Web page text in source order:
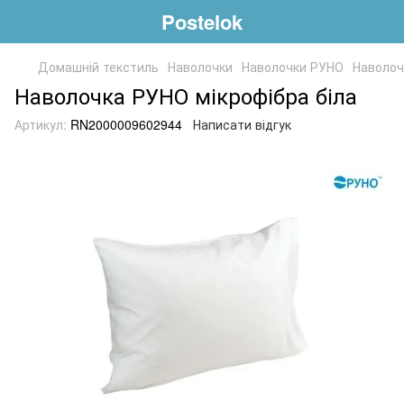
Postelok
Домашній текстиль Наволочки Наволочки РУНО
Наволочка РУНО мікрофібра біла
Артикул: RN2000009602944 Написати відгук